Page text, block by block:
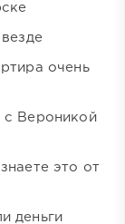
очень
с Вероникой
это от
деньги